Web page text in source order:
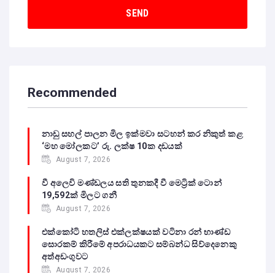
Recommended
නාඩු සහල් පාලන මිල ඉක්මවා සටහන් කර නිකුත් කළ
‘මහ මෝලකට’ රු. ලක්ෂ 10ක දඩයක්
August 7, 2026
වී අලෙවි මණ්ඩලය සති තුනකදී වී මෙට්‍රික් ටොන්
19,592ක් මිලට ගනී
August 7, 2026
එක්කෝටි හතලිස් එක්ලක්ෂයක් වටිනා රන් භාණ්ඩ
සොරකම් කිරීමේ අපරාධයකට සම්බන්ධ සිව්දෙනෙකු
අත්අඩංගුවට
August 7, 2026